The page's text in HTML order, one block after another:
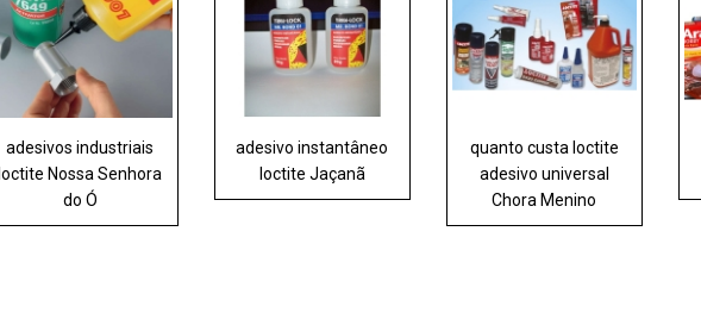
adesivos industriais
loctite Nossa Senhora
do Ó
adesivo instantâneo
loctite Jaçanã
quanto custa loctite
adesivo universal
Chora Menino